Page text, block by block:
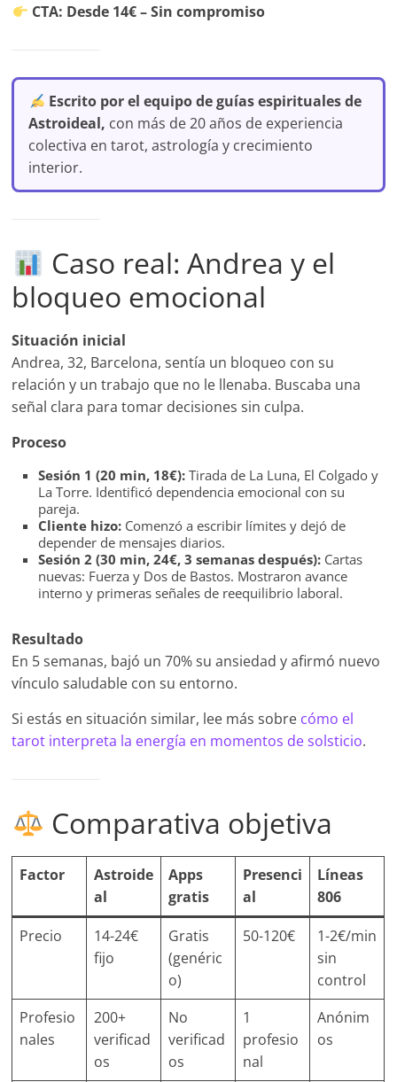
CTA: Desde 14€ – Sin compromiso
Escrito por el equipo de guías espirituales de
Astroideal, con más de 20 años de experiencia
colectiva en tarot, astrología y crecimiento
interior.
Caso real: Andrea y el
bloqueo emocional
Situación inicial
Andrea, 32, Barcelona, sentía un bloqueo con su
relación y un trabajo que no le llenaba. Buscaba una
señal clara para tomar decisiones sin culpa.
Proceso
Sesión 1 (20 min, 18€): Tirada de La Luna, El Colgado y
La Torre. Identificó dependencia emocional con su
pareja.
Cliente hizo: Comenzó a escribir límites y dejó de
depender de mensajes diarios.
Sesión 2 (30 min, 24€, 3 semanas después): Cartas
nuevas: Fuerza y Dos de Bastos. Mostraron avance
interno y primeras señales de reequilibrio laboral.
Resultado
En 5 semanas, bajó un 70% su ansiedad y afirmó nuevo
vínculo saludable con su entorno.
Si estás en situación similar, lee más sobre cómo el
tarot interpreta la energía en momentos de solsticio.
Comparativa objetiva
Factor
Astroide
al
Apps
gratis
Presenci
al
Líneas
806
Precio
14-24€
fijo
Gratis
(genéric
o)
50-120€
1-2€/min
sin
control
Profesio
nales
200+
verificad
os
No
verificad
os
1
profesio
nal
Anónim
os